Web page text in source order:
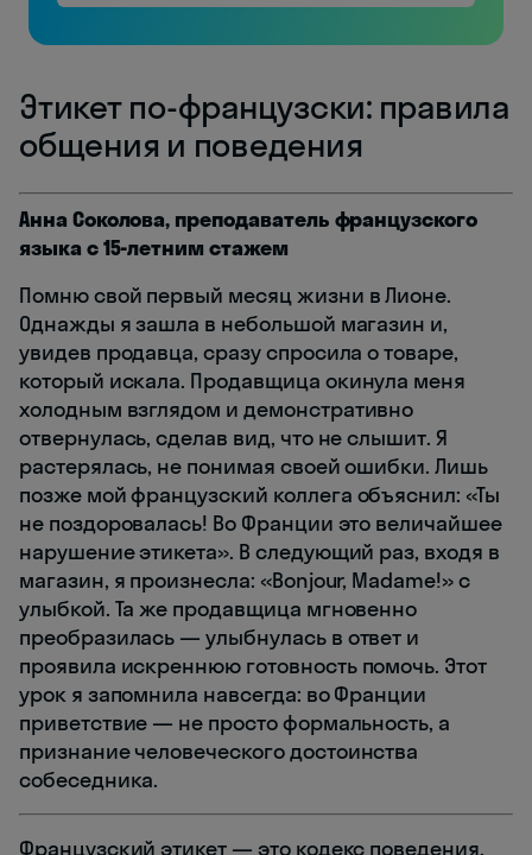
Этикет по-французски: правила
общения и поведения
Анна Соколова, преподаватель французского
языка с 15-летним стажем
Помню свой первый месяц жизни в Лионе.
Однажды я зашла в небольшой магазин и,
увидев продавца, сразу спросила о товаре,
который искала. Продавщица окинула меня
холодным взглядом и демонстративно
отвернулась, сделав вид, что не слышит. Я
растерялась, не понимая своей ошибки. Лишь
позже мой французский коллега объяснил: «Ты
не поздоровалась! Во Франции это величайшее
нарушение этикета». В следующий раз, входя в
магазин, я произнесла: «Bonjour, Madame!» с
улыбкой. Та же продавщица мгновенно
преобразилась — улыбнулась в ответ и
проявила искреннюю готовность помочь. Этот
урок я запомнила навсегда: во Франции
приветствие — не просто формальность, а
признание человеческого достоинства
собеседника.
Французский этикет — это кодекс поведения,